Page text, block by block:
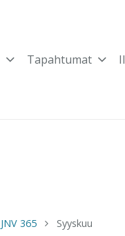
Tapahtumat
JNV 365 Syyskuu